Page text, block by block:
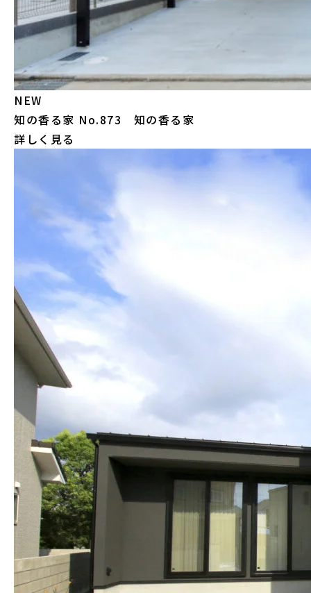
NEW
知の香る家 No.873 知の香る家
詳しく見る